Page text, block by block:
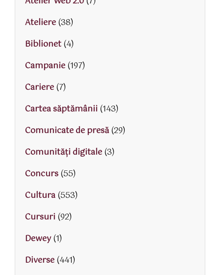
Ateliere(38)
Biblionet(4)
Campanie(197)
Cariere(7)
Cartea săptămânii (143)
Comunicate de presă(29)
Comunități digitale(3)
Concurs(55)
Cultura(553)
Cursuri (92)
Dewey(1)
Diverse(441)